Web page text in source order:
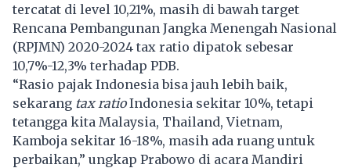
tercatat di level 10,21%, masih di bawah target
Rencana Pembangunan Jangka Menengah Nasional
(RPJMN) 2020-2024 tax ratio dipatok sebesar
10,7%-12,3% terhadap PDB.
“Rasio pajak Indonesia bisa jauh lebih baik,
sekarang tax ratioIndonesia sekitar 10%, tetapi
tetangga kita Malaysia, Thailand, Vietnam,
Kamboja sekitar 16-18%, masih ada ruang untuk
perbaikan,” ungkap Prabowo di acara Mandiri